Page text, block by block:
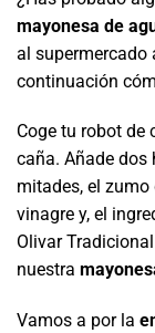
mayonesa de
al supermercado
continuación
Coge tu robot de
caña. Añade dos
mitades, el
vinagre y, el
Olivar
nuestra
Vamos a por la